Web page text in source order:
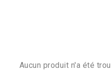
Aucun produit n'a été